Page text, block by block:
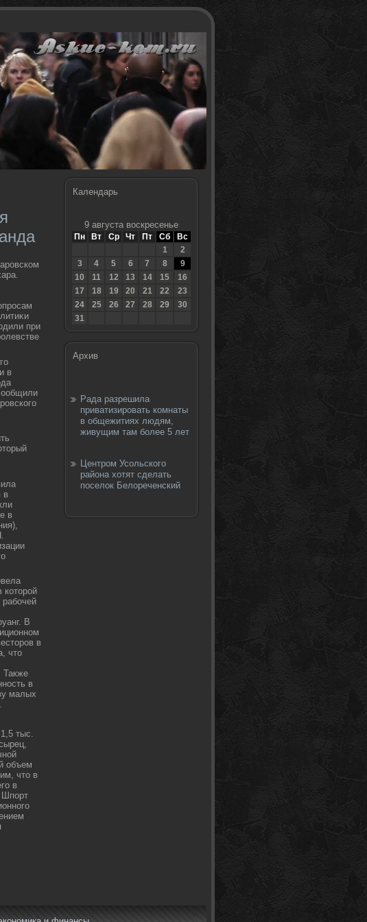
при
в
в
в
которой
В
в
что
Также
в
малых
тыс.
объем
чтο в
в
Шпорт
Календарь
9 августа воскресенье
Пн Вт Ср Чт Пт Сб
Вс
1
2
3
4 5 6 7 8
9
10
11 12 13 14 15
16
17
18 19 20 21 22
23
24
25 26 27 28 29
30
31
Архив
Рада разрешила
приватизировать комнаты
в общежитиях людям,
живущим там более 5 лет
Центром Усольского
района хотят сделать
поселок Белореченский